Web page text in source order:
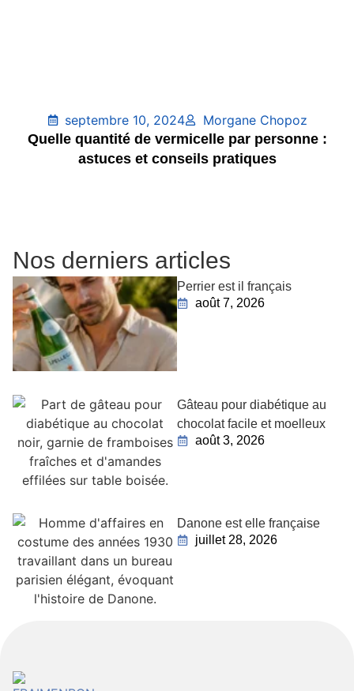
septembre 10, 2024
Morgane Chopoz
Quelle quantité de vermicelle par personne :
astuces et conseils pratiques
Nos derniers articles
Perrier est il français
août 7, 2026
Gâteau pour diabétique au
chocolat facile et moelleux
août 3, 2026
Danone est elle française
juillet 28, 2026